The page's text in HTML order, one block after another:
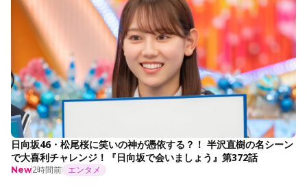
日向坂46・松尾桜に笑いの神が憑依する？！ 半沢直樹の名シーン
で大喜利チャレンジ！『日向坂で会いましょう』第372話
New2時間前 エンタメ